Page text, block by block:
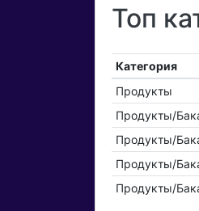
Топ
Категория
Продукты
Продукты/
Продукты/
Продукты/
Продукты/